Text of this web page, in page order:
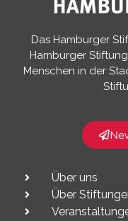
Das Hamburger
Hamburger
Menschen in der
Über uns
Über